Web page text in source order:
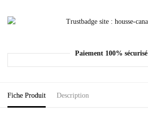
Paiement 100% sécurisé
Fiche Produit Description